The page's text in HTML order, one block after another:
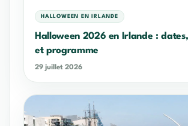
HALLOWEEN EN IRLANDE
Halloween 2026 en Irlande :
et programme
29 juillet 2026